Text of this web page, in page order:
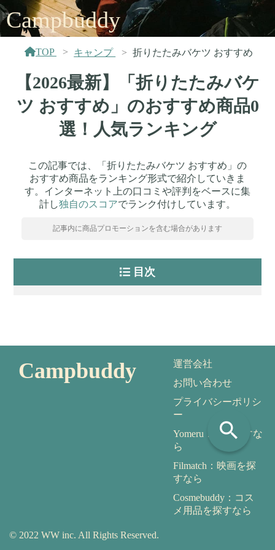
Campbuddy
TOP キャンプ 折りたたみバケツ おすすめ
【2026最新】「折りたたみバケ
ツ おすすめ」のおすすめ商品0
選！人気ランキング
この記事では、「折りたたみバケツ おすすめ」の
おすすめ商品をランキング形式で紹介していきま
す。インターネット上の口コミや評判をベースに集
計し独自のスコアでランク付けしています。
記事内に商品プロモーションを含む場合があります
目次
search
Campbuddy
運営会社
お問い合わせ
プライバシーポリシ
ー
Yomeru：本を探すな
ら
Filmatch：映画を探
すなら
Cosmebuddy：コス
メ用品を探すなら
© 2022 WW inc. All Rights Reserved.